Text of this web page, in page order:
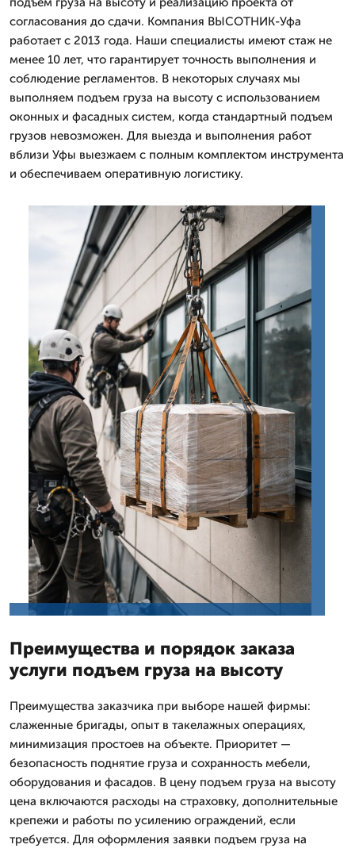
согласования до сдачи. Компания ВЫСОТНИК-Уфа
работает с 2013 года. Наши специалисты имеют стаж не
менее 10 лет, что гарантирует точность выполнения и
соблюдение регламентов. В некоторых случаях мы
выполняем подъем груза на высоту с использованием
оконных и фасадных систем, когда стандартный подъем
грузов невозможен. Для выезда и выполнения работ
вблизи Уфы выезжаем с полным комплектом инструмента
и обеспечиваем оперативную логистику.
Преимущества и порядок заказа
услуги подъем груза на высоту
Преимущества заказчика при выборе нашей фирмы:
слаженные бригады, опыт в такелажных операциях,
минимизация простоев на объекте. Приоритет —
безопасность поднятие груза и сохранность мебели,
оборудования и фасадов. В цену подъем груза на высоту
цена включаются расходы на страховку, дополнительные
крепежи и работы по усилению ограждений, если
требуется. Для оформления заявки подъем груза на